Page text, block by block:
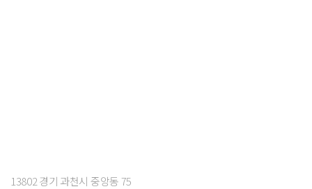
13802 경기 과천시 중앙동 75